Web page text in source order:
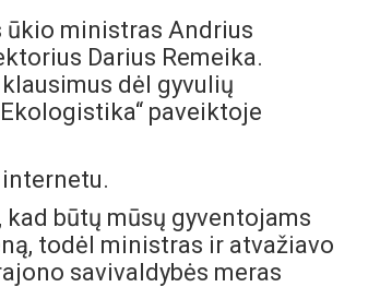
ūkio ministras Andrius
Darius Remeika.
dėl gyvulių
paveiktoje
būtų mūsų gyventojams
todėl ministras ir atvažiavo
savivaldybės meras